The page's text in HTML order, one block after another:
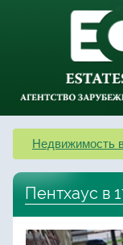
Недвижимость
Пентхаус в